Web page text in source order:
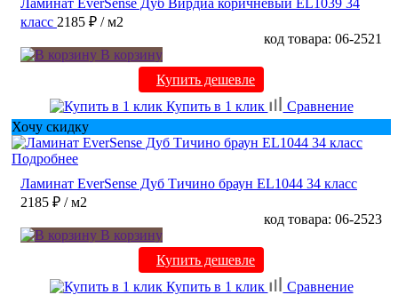
класс 2185 ₽ / м2
код товара: 06-2521
В корзину
Купить дешевле
Купить в 1 клик
Сравнение
Хочу скидку
Подробнее
Ламинат EverSense Дуб Тичино браун EL1044 34 класс
2185 ₽ / м2
код товара: 06-2523
В корзину
Купить дешевле
Купить в 1 клик
Сравнение